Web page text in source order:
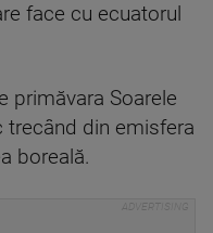
face cu ecuatorul
primăvara Soarele
trecând din emisfera
boreală.